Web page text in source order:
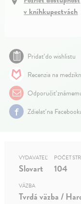
v kníhkupectvách
Pridať do wishlistu
Recenzia na
Odporučiť
Zdielať na
VYDAVATEĽ
Slovart
POČET
104
VÄZBA
Tvrdá väzba /